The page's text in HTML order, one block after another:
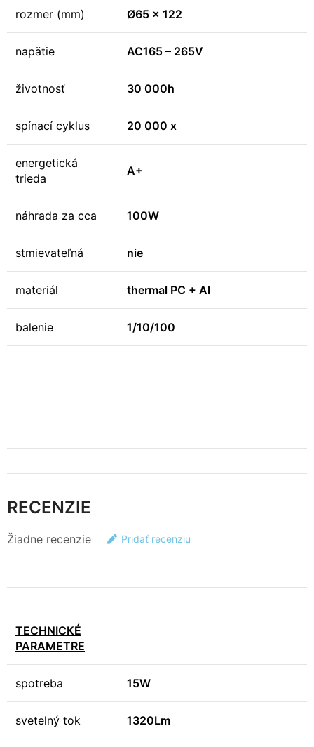
rozmer (mm) Ø65 x 122
napätie AC165 – 265V
životnosť 30 000h
spínací cyklus 20 000 x
energetická
trieda
A+
náhrada za cca 100W
stmievateľná nie
materiál thermal PC + Al
balenie 1/10/100
RECENZIE
Žiadne recenzie Pridať recenziu
TECHNICKÉ
PARAMETRE
spotreba 15W
svetelný tok 1320Lm